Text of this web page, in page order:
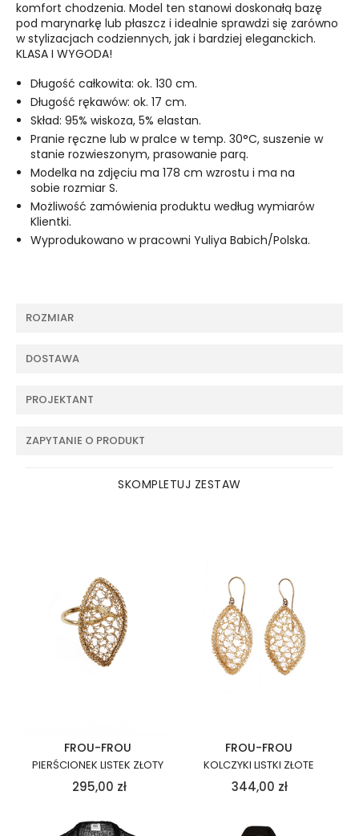
komfort chodzenia. Model ten stanowi doskonałą bazę
pod marynarkę lub płaszcz i idealnie sprawdzi się zarówno
w stylizacjach codziennych, jak i bardziej eleganckich.
KLASA I WYGODA!
Długość całkowita: ok. 130 cm.
Długość rękawów: ok. 17 cm.
Skład: 95% wiskoza, 5% elastan.
Pranie ręczne lub w pralce w temp. 30°C, suszenie w
stanie rozwieszonym, prasowanie parą.
Modelka na zdjęciu ma 178 cm wzrostu i ma na
sobie rozmiar S.
Możliwość zamówienia produktu według wymiarów
Klientki.
Wyprodukowano w pracowni Yuliya Babich/Polska.
ROZMIAR
DOSTAWA
PROJEKTANT
ZAPYTANIE O PRODUKT
SKOMPLETUJ ZESTAW
FROU-FROU
PIERŚCIONEK LISTEK ZŁOTY
295,00 zł
FROU-FROU
KOLCZYKI LISTKI ZŁOTE
344,00 zł